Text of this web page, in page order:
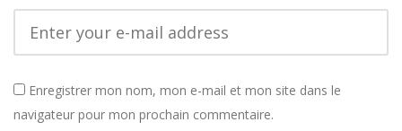
Enregistrer mon nom, mon e-mail et mon site dans le
navigateur pour mon prochain commentaire.